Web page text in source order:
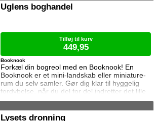
sætte sin afdøde fars hus til salg. Salget skal
gå hurtigt, og hendes ophold skal være kort.
Uglens boghandel
Forkæl din bogreol med en Booknook! En
Booknook er et mini-landskab eller miniature-
rum du selv samler. Gør dig klar til hyggelig
fordybelse, når du del for del indretter det lille
rum med de fineste detaljer. Med lukkede
og med det indbyggede lys, pynter den også i
Booknook
Tilføj til kurv
449,95
Lysets dronning